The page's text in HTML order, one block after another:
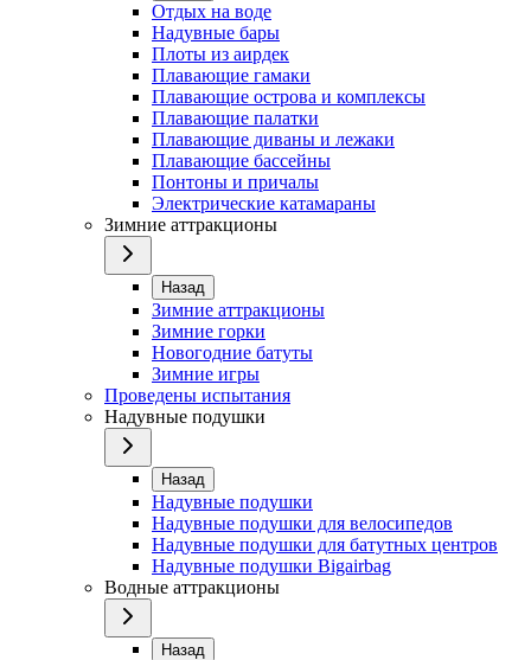
Отдых на воде
Надувные бары
Плоты из аирдек
Плавающие гамаки
Плавающие острова и комплексы
Плавающие палатки
Плавающие диваны и лежаки
Плавающие бассейны
Понтоны и причалы
Электрические катамараны
Зимние аттракционы
Назад
Зимние аттракционы
Зимние горки
Новогодние батуты
Зимние игры
Проведены испытания
Надувные подушки
Назад
Надувные подушки
Надувные подушки для велосипедов
Надувные подушки для батутных центров
Надувные подушки Bigairbag
Водные аттракционы
Назад